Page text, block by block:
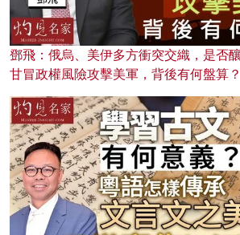
鄧飛：俄烏、美伊多方衝突交織，是否
甘冒政權風險攻擊美軍，背後有何盤算？